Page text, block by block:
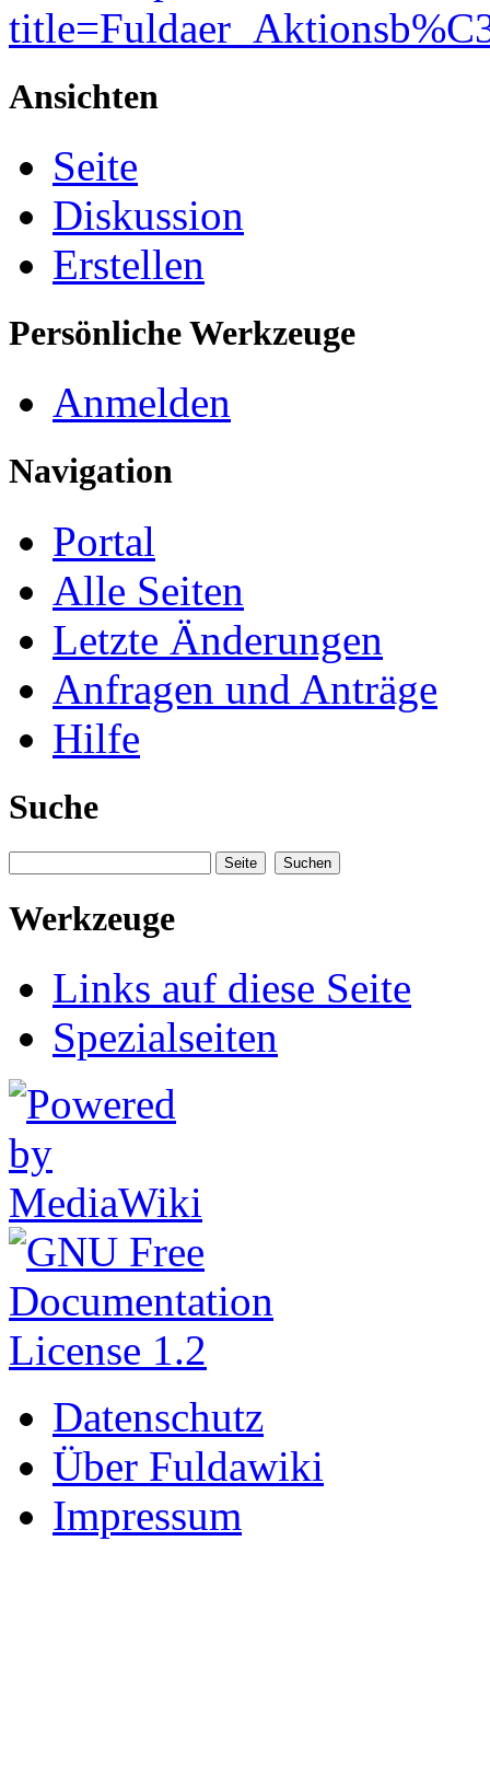
Ansichten
Seite
Diskussion
Erstellen
Persönliche Werkzeuge
Anmelden
Navigation
Portal
Alle Seiten
Letzte Änderungen
Anfragen und Anträge
Hilfe
Suche
Werkzeuge
Links auf diese Seite
Spezialseiten
Datenschutz
Über Fuldawiki
Impressum